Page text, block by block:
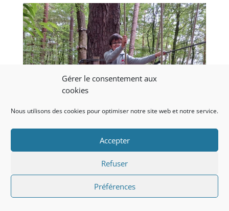
Gérer le consentement aux
cookies
Nous utilisons des cookies pour optimiser notre site web et notre service.
Accepter
Refuser
Préférences